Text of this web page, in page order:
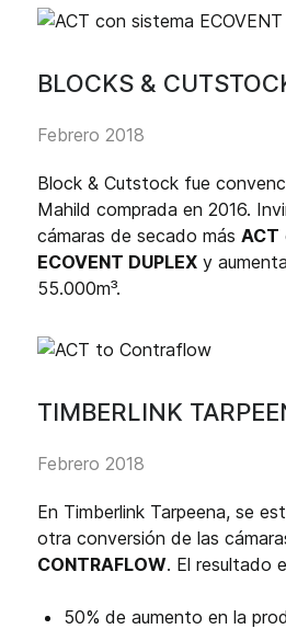
BLOCKS &
Febrero 2018
Block & Cutstock fue
Mahild comprada en 2016.
cámaras de secado más ACT
ECOVENT DUPLEX y
55.000m³.
TIMBERLINK
Febrero 2018
En Timberlink Tarpeena, se
otra conversión de las
CONTRAFLOW. El resultado
50% de aumento en la